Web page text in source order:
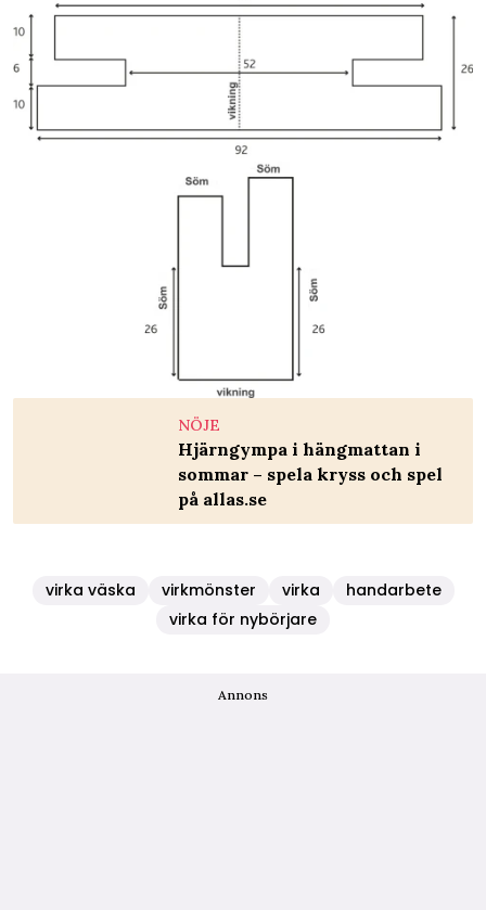
NÖJE
Hjärngympa i hängmattan i
sommar – spela kryss och spel
på allas.se
virka väska virkmönster virka
handarbete
virka för nybörjare
Annons